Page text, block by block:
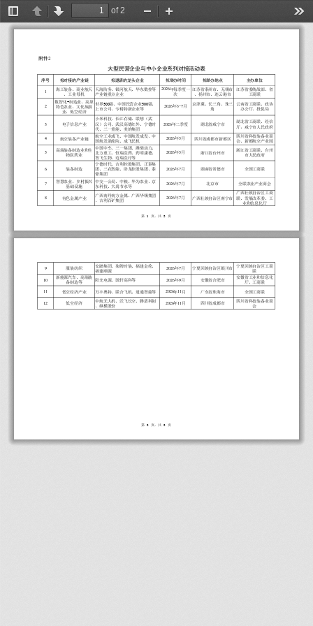
Toggle
Sidebar
PreviousNext
of 2
Zoom
Out
In
附件2
大型民营企业与 中小企业系列对接活动表
序号 拟对接的产业链 拟邀请的龙头 企业 拟举办时间 拟举办地点 主办单位
1
海 工装备 、商业航天
工 业母机
天海防务 、银河航天、 华东数控等
产业链重点 企业
2026年每季度一
次
江 苏省泰州市 无锡市
、扬州市 、连 云港市
江 苏省委统战部、
省
工商联
2
数智化+制造业 高原
特色农 业 、文化旅游
业、低空经济
世界500强 、中国民营企业500强、
上市公司 、专精特新企业等
2026年3-7月
京津冀、长三 角 珠三
角
云南省工商联 政协
办公厅、投促局
3 电子信息 产业
小米科技、长江存储、 联想（武
汉 ） 公司 、武汉 高德红外 、宁德时
代、 三一重能、 美的集团
2026年二季度 湖北省咸宁市
湖北省工商联 经信
厅， 咸宁市 人 民政府
4 航空装备 产业链
航空工 业成飞 中国航发成发、中
国航发涡轮院、 成飞民机
2026年5月 四川省成都市新都区
四川省科技装备 业商
会、 新都航空产业园
5
高端装备制造业和生
物医药业
中国中车 三一集团、潍柴动力、
北方重工 、恒瑞医药、药明康德、
智飞生物、迈瑞医疗等
2026年5月 浙江省台州市
浙江 省工商联 台州
市人 民政府
6 装备制造
宁德时代、 吉利控股集团 正泰集
团、 三花智能、 卧龙控股集团、泰
豪集团
2026年7月 湖南省常德市 全国工商联
7
智慧农 业 乡村振兴
基础设施
中交一公局 、中粮、 华为农 业、京
东科技、 大禹节水等
2026年7月 北京市 全联农业产业商会
8 有色 金属产业
广西南丹南方金属、 广西华锡集团
吉利 百矿集 团
2026年7月 广西壮族自治区南宁市
广西壮族自治 区 工 商
联、 发展改革委、
工
业和信息化 厅
第 1 页， 共 2 页
9 服装纺织
安踏集团、 柒牌时装、福建金纶、
福建顺源
2026年7月 宁夏回族自治区银川市
宁夏回族自治区 工商
联
10
新能源汽 车 高端装
备制造等
阳光电源、国轩高科等 2026年9月 安徽省合肥市
安徽省工业和信息化
厅、 工 商联
1 1 低空经济产业 万丰 奥特、联合飞 机 、道通智能等 2026年 1 1 月 广东省珠海市 全国工商联
12 低空经济
中航无人 机 、沃飞长空 、腾盾科创
、纵横股份
2026年 1 1 月 四川省成都市
四川省科技装备 业商
会
第 2 页， 共 2 页